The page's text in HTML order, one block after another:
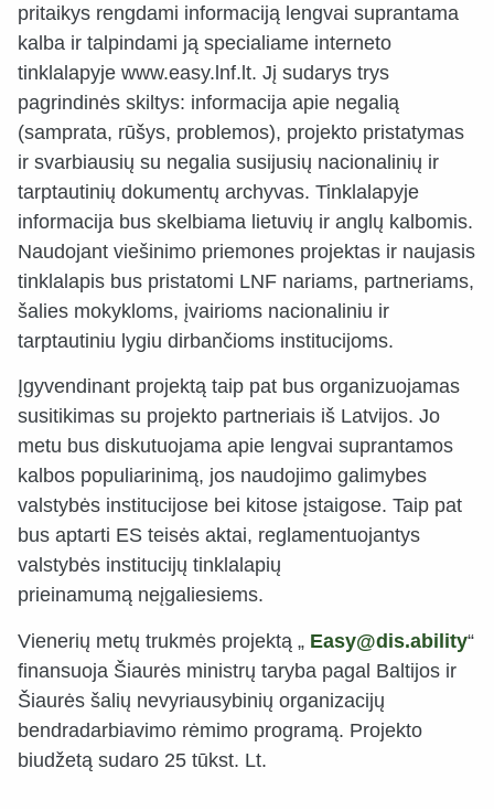
pritaikys rengdami informaciją lengvai suprantama
kalba ir talpindami ją specialiame interneto
tinklalapyje www.easy.lnf.lt. Jį sudarys trys
pagrindinės skiltys: informacija apie negalią
(samprata, rūšys, problemos), projekto pristatymas
ir svarbiausių su negalia susijusių nacionalinių ir
tarptautinių dokumentų archyvas. Tinklalapyje
informacija bus skelbiama lietuvių ir anglų kalbomis.
Naudojant viešinimo priemones projektas ir naujasis
tinklalapis bus pristatomi LNF nariams, partneriams,
šalies mokykloms, įvairioms nacionaliniu ir
tarptautiniu lygiu dirbančioms institucijoms.
Įgyvendinant projektą taip pat bus organizuojamas
susitikimas su projekto partneriais iš Latvijos. Jo
metu bus diskutuojama apie lengvai suprantamos
kalbos populiarinimą, jos naudojimo galimybes
valstybės institucijose bei kitose įstaigose. Taip pat
bus aptarti ES teisės aktai, reglamentuojantys
valstybės institucijų tinklalapių
prieinamumą neįgaliesiems.
Vienerių metų trukmės projektą „ Easy@dis.ability“
finansuoja Šiaurės ministrų taryba pagal Baltijos ir
Šiaurės šalių nevyriausybinių organizacijų
bendradarbiavimo rėmimo programą. Projekto
biudžetą sudaro 25 tūkst. Lt.